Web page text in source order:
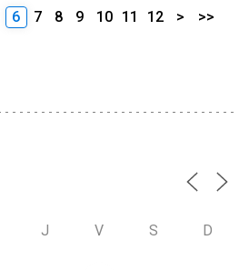
6 7 8 9 10 11 12 > >>
J V S D